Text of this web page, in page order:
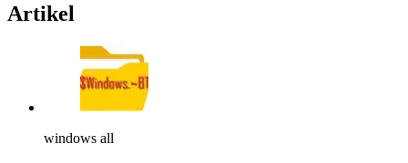
Artikel
windows all